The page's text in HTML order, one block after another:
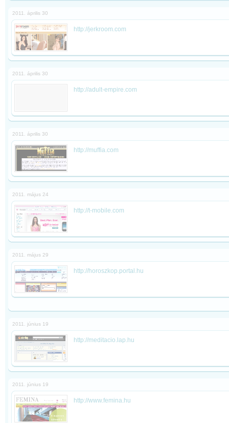
2011. április 30
http://jerkroom.com
2011. április 30
http://adult-empire.com
2011. április 30
http://muffia.com
2011. május 24
http://t-mobile.com
2011. május 29
http://horoszkop.portal.hu
2011. június 19
http://meditacio.lap.hu
2011. június 19
http://www.femina.hu